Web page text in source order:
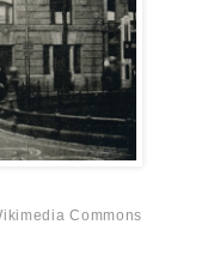
Commons